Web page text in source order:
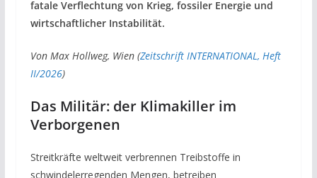
fatale Verflechtung von Krieg, fossiler Energie und
wirtschaftlicher Instabilität.
Von Max Hollweg, Wien (Zeitschrift INTERNATIONAL, Heft
II/2026)
Das Militär: der Klimakiller im
Verborgenen
Streitkräfte weltweit verbrennen Treibstoffe in
schwindelerregenden Mengen, betreiben